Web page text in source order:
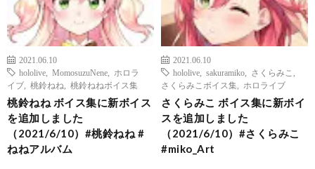
2021.06.10
hololive
MomosuzuNene
ホロラ
イブ
桃鈴ねね 桃鈴ねねボイス集
桃鈴ねね ボイス集に新ボイス
を追加しました
（2021/6/10）#桃鈴ねね #
ねねアルバム
2021.06.10
hololive
sakuramiko さくらみこ
さくらみこボイス集
ホロライブ
さくらみこ ボイス集に新ボイ
スを追加しました
（2021/6/10）#さくらみこ
#miko_Art